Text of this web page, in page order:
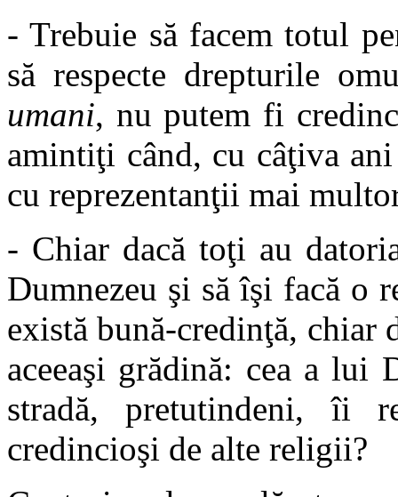
- Trebuie să facem totul
să respecte drepturile
umani, nu putem fi
amintiţi când, cu câţiva
cu reprezentanţii mai
- Chiar dacă toţi au
Dumnezeu şi să îşi facă o
există bună-credinţă, chiar
aceeaşi grădină: cea a lui
stradă, pretutindeni, îi
credincioşi de alte religii?